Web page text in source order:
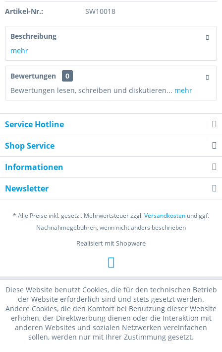
Artikel-Nr.: SW10018
Beschreibung
mehr
Bewertungen
0
Bewertungen lesen, schreiben und diskutieren... mehr
Service Hotline
Shop Service
Informationen
Newsletter
* Alle Preise inkl. gesetzl. Mehrwertsteuer zzgl.Versandkosten und ggf.
Nachnahmegebühren, wenn nicht anders beschrieben
Realisiert mit Shopware
Diese Website benutzt Cookies, die für den technischen Betrieb
der Website erforderlich sind und stets gesetzt werden.
Andere Cookies, die den Komfort bei Benutzung dieser Website
erhöhen, der Direktwerbung dienen oder die Interaktion mit
anderen Websites und sozialen Netzwerken vereinfachen
sollen, werden nur mit Ihrer Zustimmung gesetzt.